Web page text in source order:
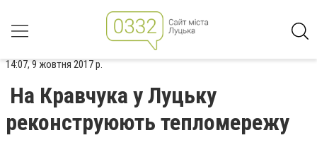
14:07, 9 жовтня 2017 р.
На Кравчука у Луцьку
реконструюють тепломережу